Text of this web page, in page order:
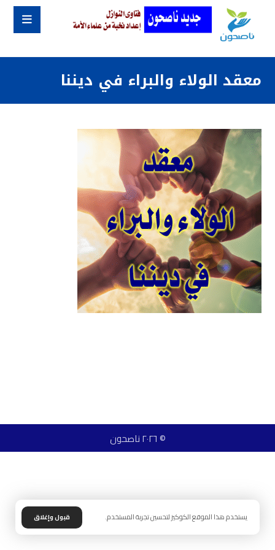
معقد الولاء والبراء في ديننا
© ٢٠٢٦ ناصحون
يستخدم هذا الموقع الكوكيز لتحسين تجربة المستخدم. قبول وإغلاق